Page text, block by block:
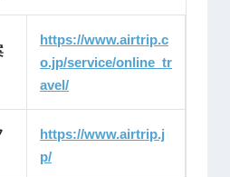
https://www.airtrip.c
o.jp/service/online_tr
avel/
https://www.airtrip.j
p/